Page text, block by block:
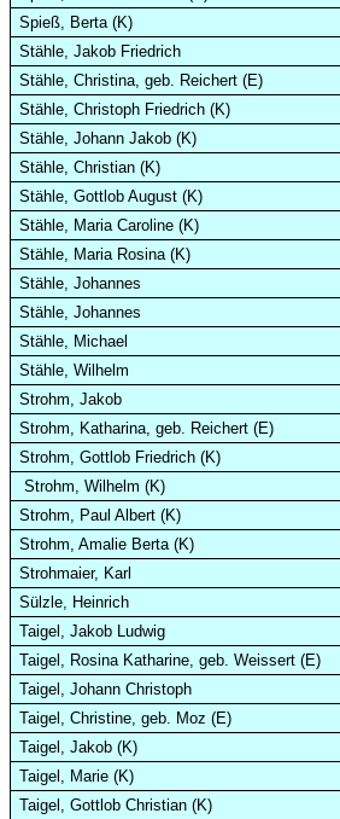
Spieß, Berta (K)
Stähle, Jakob Friedrich
Stähle, Christina, geb. Reichert (E)
Stähle, Christoph Friedrich (K)
Stähle, Johann Jakob (K)
Stähle, Christian (K)
Stähle, Gottlob August (K)
Stähle, Maria Caroline (K)
Stähle, Maria Rosina (K)
Stähle, Johannes
Stähle, Johannes
Stähle, Michael
Stähle, Wilhelm
Strohm, Jakob
Strohm, Katharina, geb. Reichert (E)
Strohm, Gottlob Friedrich (K)
Strohm, Wilhelm (K)
Strohm, Paul Albert (K)
Strohm, Amalie Berta (K)
Strohmaier, Karl
Sülzle, Heinrich
Taigel, Jakob Ludwig
Taigel, Rosina Katharine, geb.Weissert (E)
Taigel, Johann Christoph
Taigel, Christine, geb. Moz (E)
Taigel, Jakob (K)
Taigel, Marie (K)
Taigel, Gottlob Christian (K)